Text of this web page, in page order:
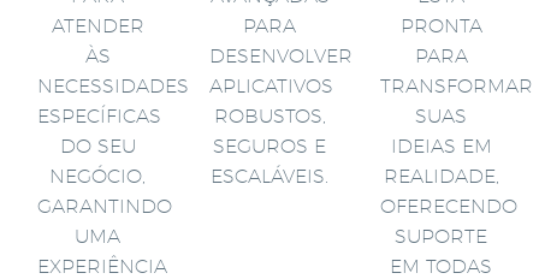
ATENDER
ÀS
NECESSIDADES
ESPECÍFICAS
DO SEU
NEGÓCIO,
GARANTINDO
UMA
EXPERIÊNCIA
PARA
DESENVOLVER
APLICATIVOS
ROBUSTOS,
SEGUROS E
ESCALÁVEIS.
PRONTA
PARA
TRANSFORMAR
SUAS
IDEIAS EM
REALIDADE,
OFERECENDO
SUPORTE
EM TODAS